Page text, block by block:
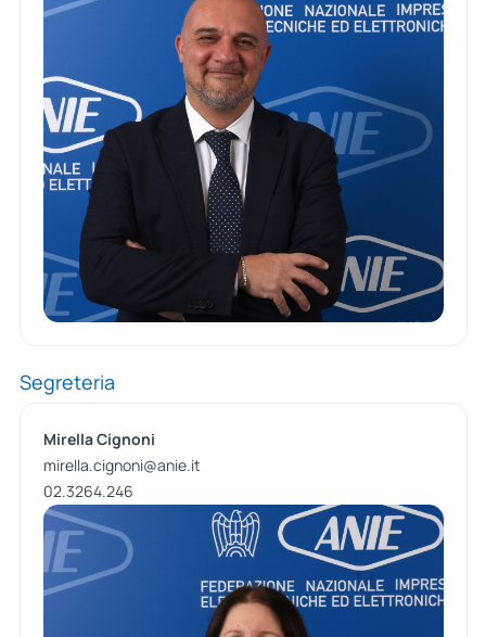
Segreteria
Mirella Cignoni
mirella.cignoni@anie.it
02.3264.246